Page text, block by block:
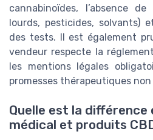
cannabinoïdes, l’absence
lourds, pesticides, solvants)
des tests. Il est également
vendeur respecte la
les mentions légales
promesses thérapeutiques non
Quelle est la différence
médical et produits